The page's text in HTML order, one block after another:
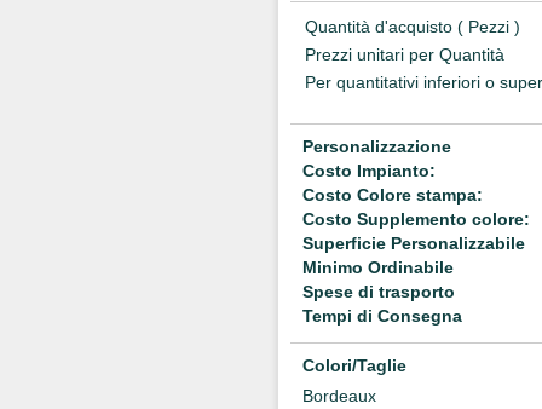
Quantità d'acquisto ( Pezzi )
Prezzi unitari per Quantità
Per quantitativi inferiori o
Personalizzazione
Costo Impianto:
Costo Colore stampa:
Costo Supplemento colore:
Superficie Personalizzabile
Minimo Ordinabile
Spese di trasporto
Tempi di Consegna
Colori/Taglie
Bordeaux